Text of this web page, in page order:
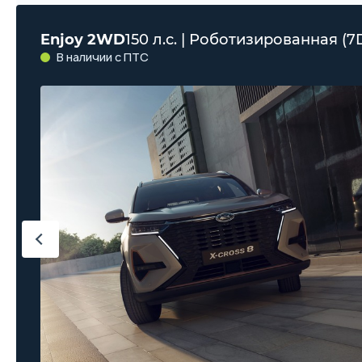
Enjoy 2WD150 л.с. | Роботизированная
В наличии с ПТС